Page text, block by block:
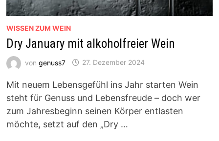
WISSEN ZUM WEIN
Dry January mit alkoholfreier Wein
von genuss7 27. Dezember 2024
Mit neuem Lebensgefühl ins Jahr starten Wein
steht für Genuss und Lebensfreude – doch wer
zum Jahresbeginn seinen Körper entlasten
möchte, setzt auf den „Dry …